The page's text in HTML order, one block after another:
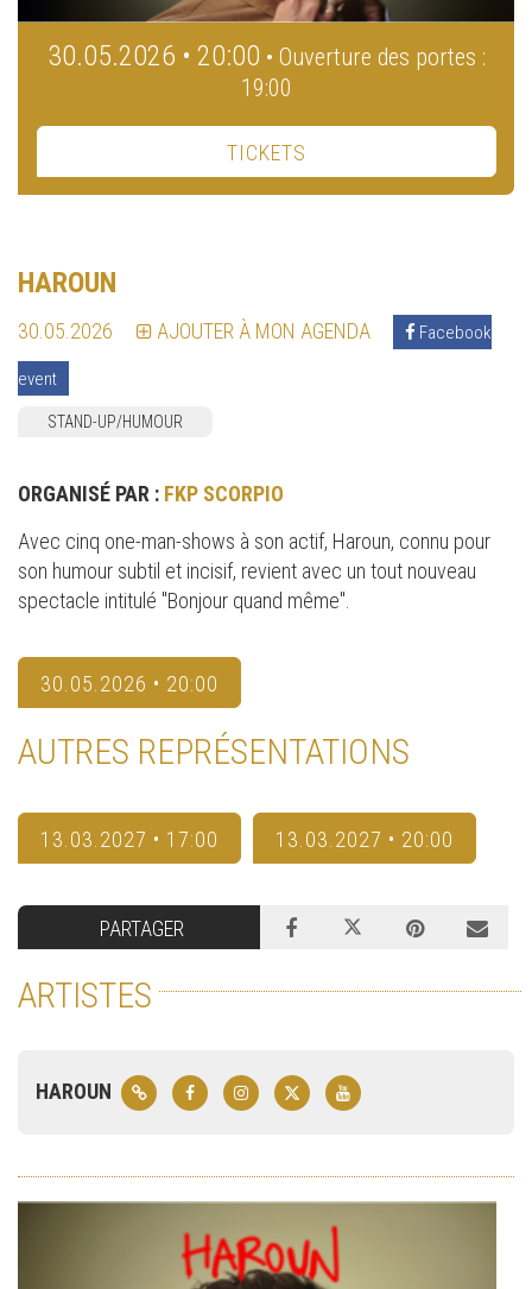
30.05.2026 • 20:00 • Ouverture des portes :
19:00
TICKETS
HAROUN
30.05.2026 AJOUTER À MON AGENDA Facebook
event
STAND-UP/HUMOUR
ORGANISÉ PAR : FKP SCORPIO
Avec cinq one-man-shows à son actif, Haroun, connu pour
son humour subtil et incisif, revient avec un tout nouveau
spectacle intitulé "Bonjour quand même".
30.05.2026 • 20:00
AUTRES REPRÉSENTATIONS
13.03.2027 • 17:00 13.03.2027 • 20:00
PARTAGER
ARTISTES
HAROUN